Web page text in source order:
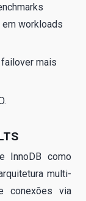
em workloads
mais
InnoDB como
multi-
conexões via